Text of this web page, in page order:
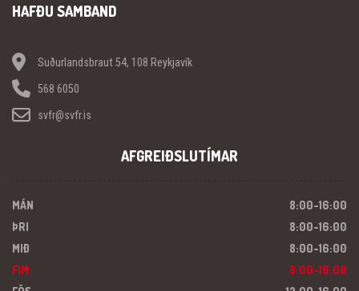
HAFÐU SAMBAND
Suðurlandsbraut 54, 108 Reykjavík
568 6050
svfr@svfr.is
AFGREIÐSLUTÍMAR
MÁN
8:00-16:00
ÞRI
8:00-16:00
MIÐ
8:00-16:00
FIM
8:00-16:00